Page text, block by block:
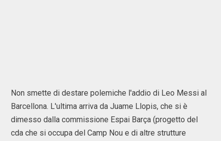
Non smette di destare polemiche l'addio di Leo Messi al
Barcellona. L'ultima arriva da Juame Llopis, che si è
dimesso dalla commissione Espai Barça (progetto del
cda che si occupa del Camp Nou e di altre strutture